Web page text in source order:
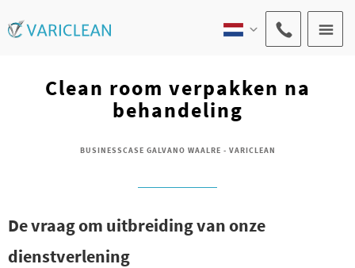
Clean room verpakken na
behandeling
BUSINESSCASE GALVANO WAALRE - VARICLEAN
De vraag om uitbreiding van onze
dienstverlening